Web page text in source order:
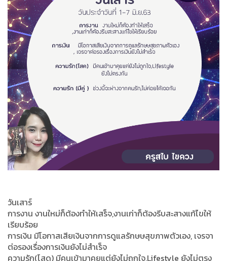
วันเสาร์
การงาน งานใหม่ก็ต้องทำให้เสร็จ,งานเก่าก็ต้องรีบสะสางแก้ไขให้
เรียบร้อย
การเงิน มีโอกาสเสียเงินจากการดูแลรักษษสุขภาพตัวเอง, เจรจา
ต่อรองเรื่องการเงินยังไม่สำเร็จ
ความรัก(โสด) มีคนเข้ามาคุยแต่ยังไม่ถูกใจ,Lifestyle ยังไม่ตรง